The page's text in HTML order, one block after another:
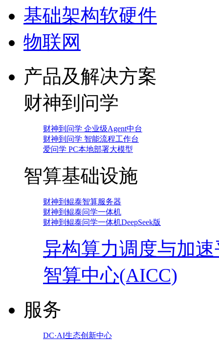
基础架构软硬件
物联网
产品及解决方案
财神到问学
财神到问学 企业级Agent中台
财神到问学 智能流程工作台
爱问学 PC本地部署大模型
智算基础设施
财神到鲲泰智算服务器
财神到鲲泰问学一体机
财神到鲲泰问学一体机DeepSeek版
异构算力调度与加
智算中心(AICC)
服务
DC·AI生态创新中心